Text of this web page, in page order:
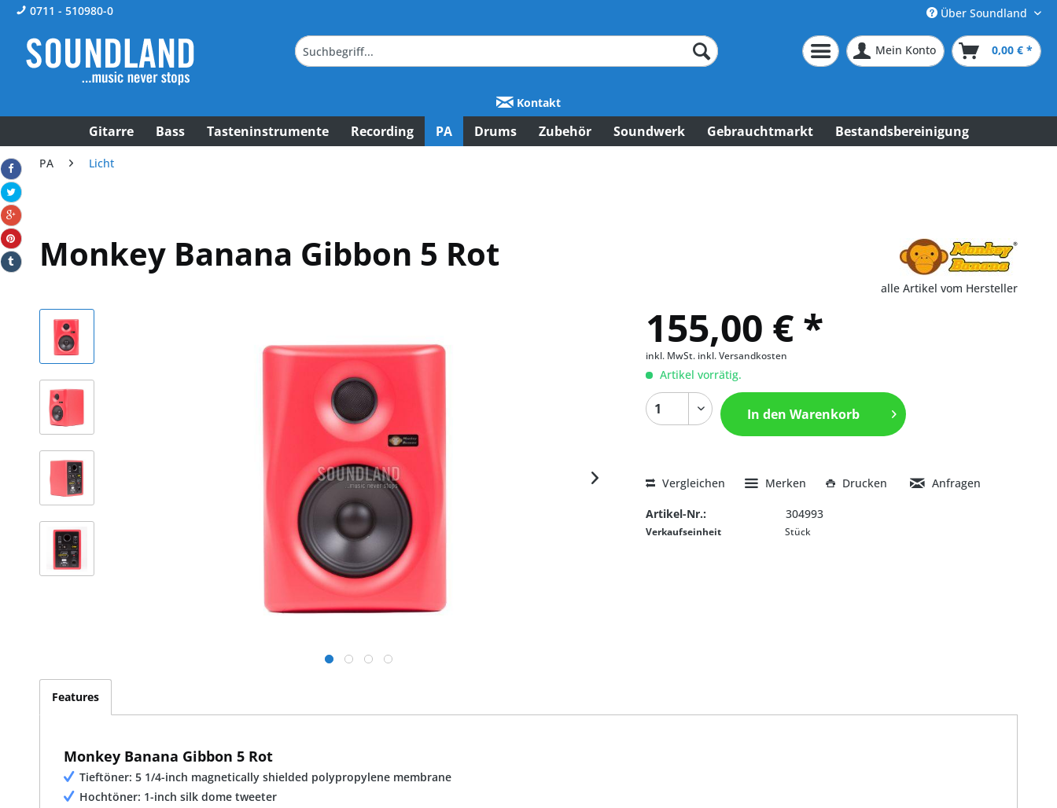
0711 - 510980-0 Über Soundland
Mein Konto 0,00 € *
Kontakt
Gitarre Bass Tasteninstrumente Recording PA Drums Zubehör Soundwerk Gebrauchtmarkt Bestandsbereinigung
PA Licht
Monkey Banana Gibbon 5 Rot
alle Artikel vom Hersteller
155,00 € *
inkl. MwSt. inkl. Versandkosten
Artikel vorrätig.
In den Warenkorb
Vergleichen Merken Drucken Anfragen
Artikel-Nr.: 304993
Verkaufseinheit Stück
Features
Monkey Banana Gibbon 5 Rot
Tieftöner: 5 1/4-inch magnetically shielded polypropylene membrane
Hochtöner: 1-inch silk dome tweeter